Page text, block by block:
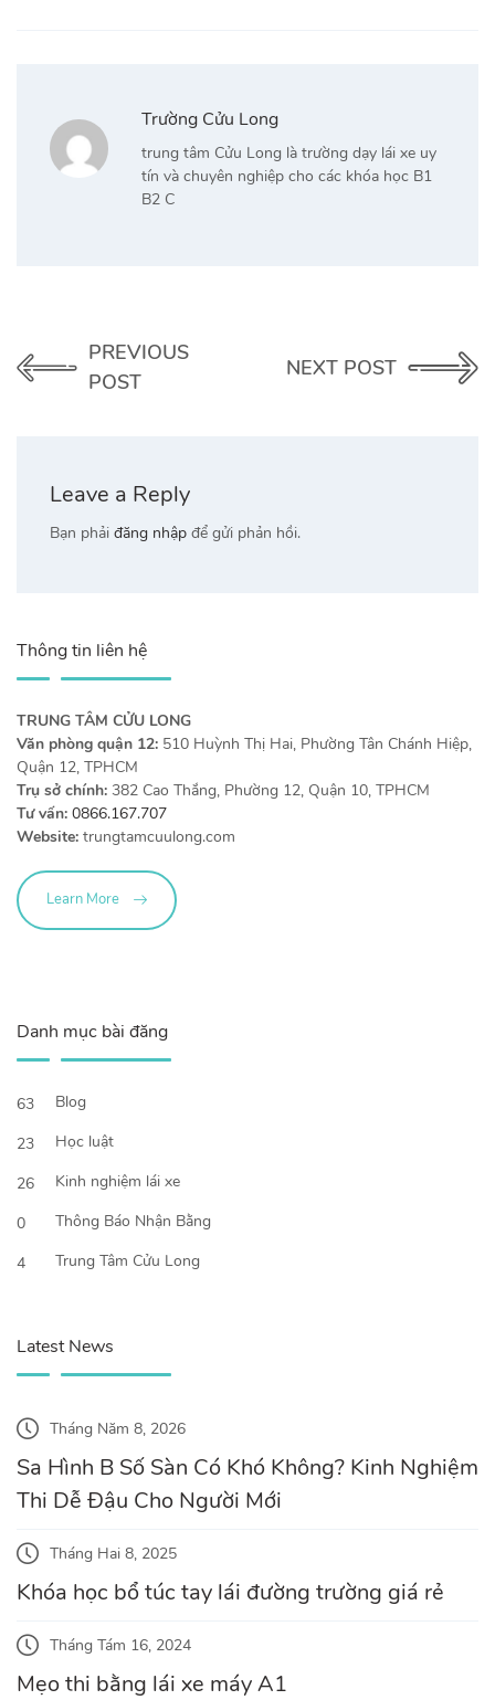
Trường Cửu Long
trung tâm Cửu Long là trường dạy lái xe uy
tín và chuyên nghiệp cho các khóa học B1
B2 C
PREVIOUS
POST
NEXT POST
Leave a Reply
Bạn phải đăng nhập để gửi phản hồi.
Thông tin liên hệ
TRUNG TÂM CỬU LONG
Văn phòng quận 12: 510 Huỳnh Thị Hai, Phường Tân Chánh Hiệp,
Quận 12, TPHCM
Trụ sở chính: 382 Cao Thắng, Phường 12, Quận 10, TPHCM
Tư vấn: 0866.167.707
Website: trungtamcuulong.com
Learn More
Danh mục bài đăng
63
Blog
23
Học luật
26
Kinh nghiệm lái xe
0
Thông Báo Nhận Bằng
4
Trung Tâm Cửu Long
Latest News
Tháng Năm 8, 2026
Sa Hình B Số Sàn Có Khó Không? Kinh Nghiệm
Thi Dễ Đậu Cho Người Mới
Tháng Hai 8, 2025
Khóa học bổ túc tay lái đường trường giá rẻ
Tháng Tám 16, 2024
Mẹo thi bằng lái xe máy A1